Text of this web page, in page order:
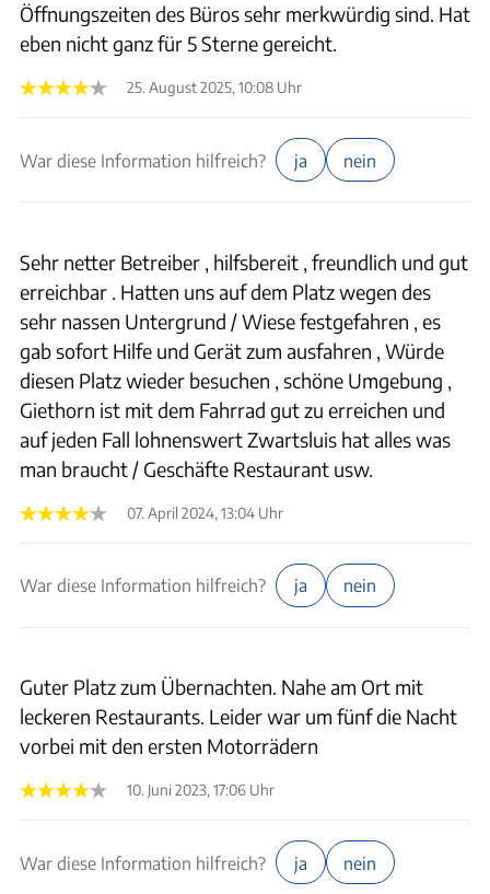
Öffnungszeiten des Büros sehr merkwürdig sind. Hat
eben nicht ganz für 5 Sterne gereicht.
25. August 2025, 10:08 Uhr
War diese Information hilfreich? ja nein
Sehr netter Betreiber , hilfsbereit , freundlich und gut
erreichbar . Hatten uns auf dem Platz wegen des
sehr nassen Untergrund / Wiese festgefahren , es
gab sofort Hilfe und Gerät zum ausfahren , Würde
diesen Platz wieder besuchen , schöne Umgebung ,
Giethorn ist mit dem Fahrrad gut zu erreichen und
auf jeden Fall lohnenswert Zwartsluis hat alles was
man braucht / Geschäfte Restaurant usw.
07. April 2024, 13:04 Uhr
War diese Information hilfreich? ja nein
Guter Platz zum Übernachten. Nahe am Ort mit
leckeren Restaurants. Leider war um fünf die Nacht
vorbei mit den ersten Motorrädern
10. Juni 2023, 17:06 Uhr
War diese Information hilfreich? ja nein